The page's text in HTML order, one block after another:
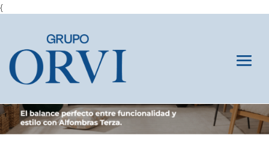
{